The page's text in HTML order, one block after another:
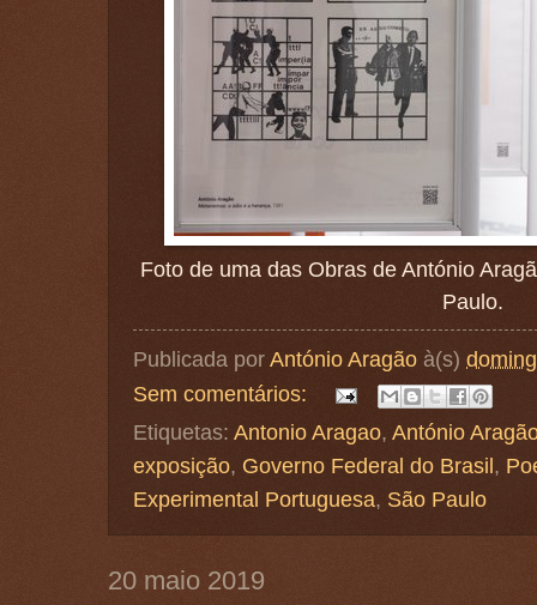
Foto de uma das Obras de António
Paulo.
Publicada por António Aragão à(s)
Sem comentários:
Etiquetas: Antonio Aragao, António
exposição, Governo Federal do Brasil,
Experimental Portuguesa, São Paulo
20 maio 2019